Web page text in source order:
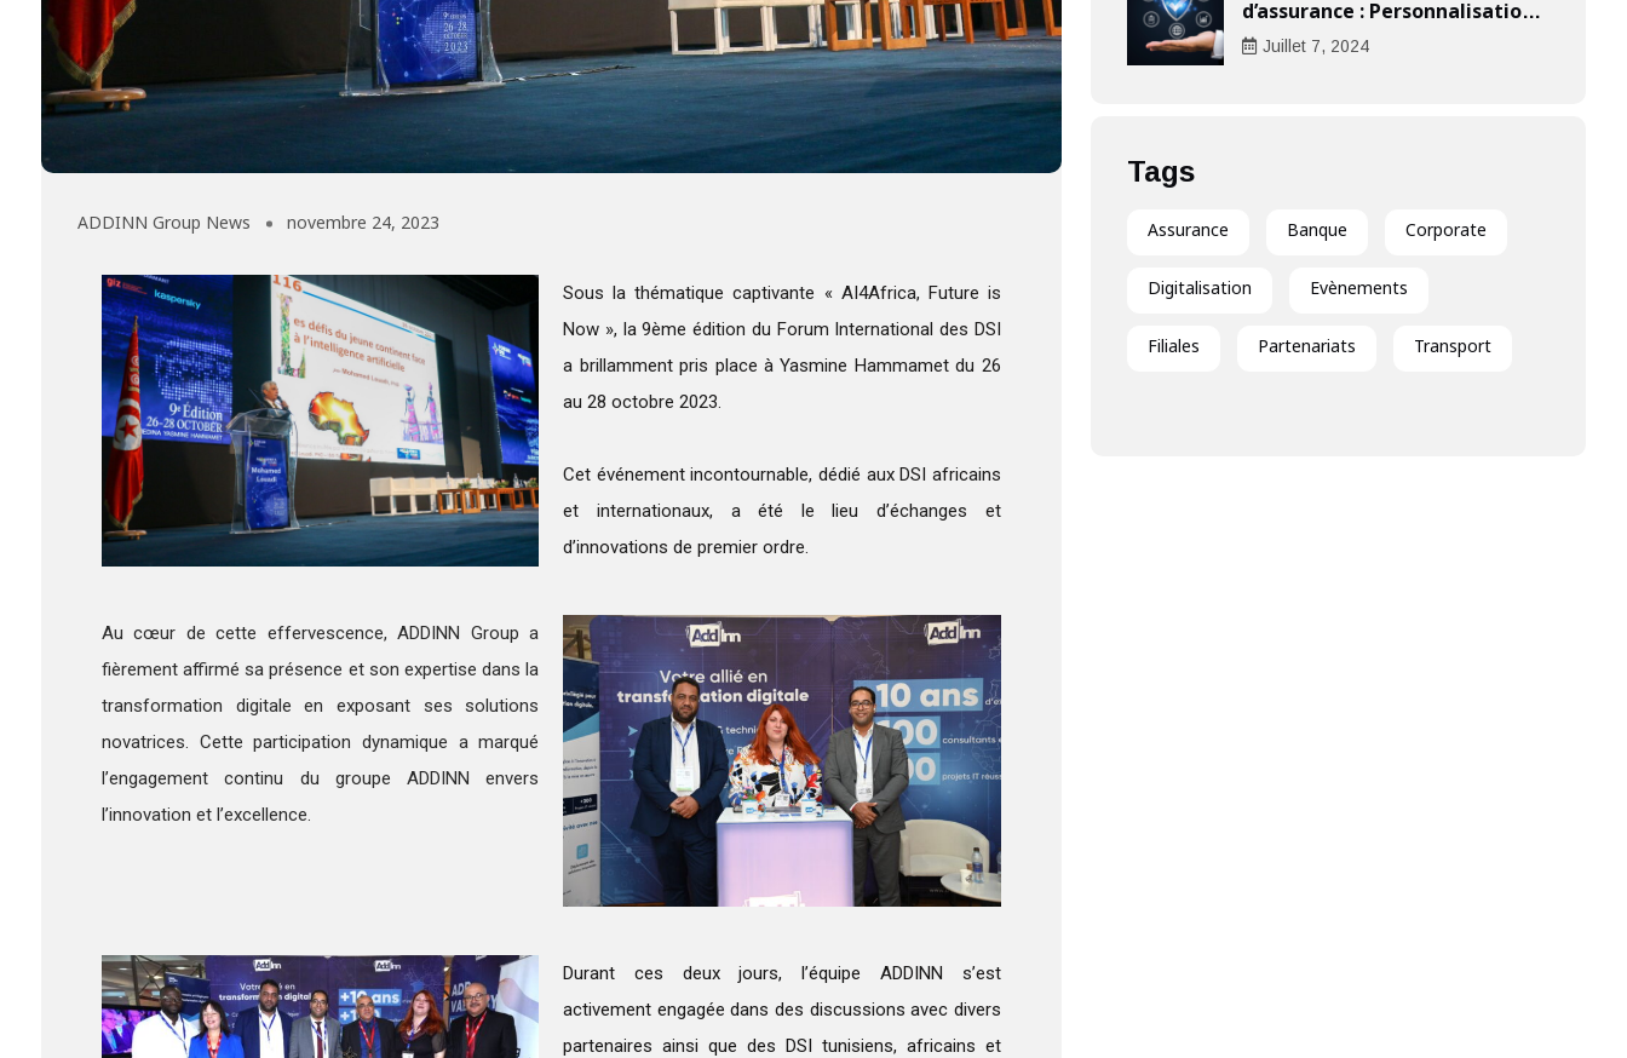
ADDINN Group News novembre 24, 2023
Sous la thématique captivante « AI4Africa, Future is
Now », la 9ème édition du Forum International des DSI
a brillamment pris place à Yasmine Hammamet du 26
au 28 octobre 2023.
Cet événement incontournable, dédié aux DSI africains
et internationaux, a été le lieu d’échanges et
d’innovations de premier ordre.
Au cœur de cette effervescence, ADDINN Group a
fièrement affirmé sa présence et son expertise dans la
transformation digitale en exposant ses solutions
novatrices. Cette participation dynamique a marqué
l’engagement continu du groupe ADDINN envers
l’innovation et l’excellence.
Durant ces deux jours, l’équipe ADDINN s’est
activement engagée dans des discussions avec divers
partenaires ainsi que des DSI tunisiens, africains et
d’assurance : Personnalisation
au cœur de l’expérience client
Juillet 7, 2024
Tags
Assurance Banque Corporate
Digitalisation Evènements
Filiales Partenariats Transport